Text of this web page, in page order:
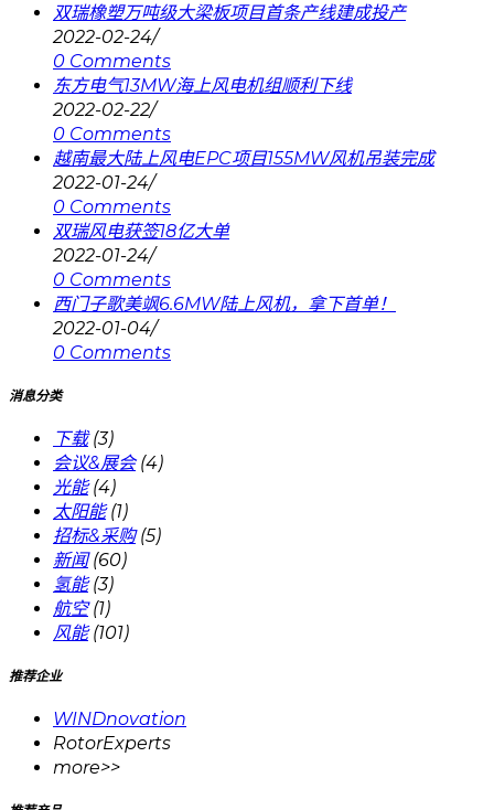
双瑞橡塑万吨级大梁板项目首条产线建成投产
2022-02-24/
0 Comments
东方电气13MW海上风电机组顺利下线
2022-02-22/
0 Comments
越南最大陆上风电EPC项目155MW风机吊装完成
2022-01-24/
0 Comments
双瑞风电获签18亿大单
2022-01-24/
0 Comments
西门子歌美飒6.6MW陆上风机，拿下首单！
2022-01-04/
0 Comments
消息分类
下载 (3)
会议&展会 (4)
光能 (4)
太阳能 (1)
招标&采购 (5)
新闻 (60)
氢能 (3)
航空 (1)
风能 (101)
推荐企业
WINDnovation
RotorExperts
more>>